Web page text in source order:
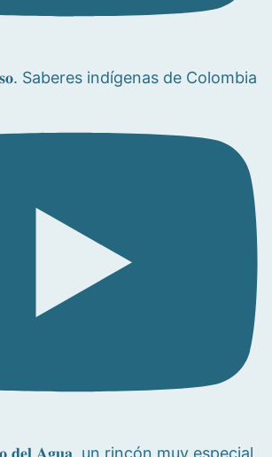
Saberes indígenas de Colombia
𝐝𝐞𝐥 𝐀𝐠𝐮𝐚, un rincón muy especial